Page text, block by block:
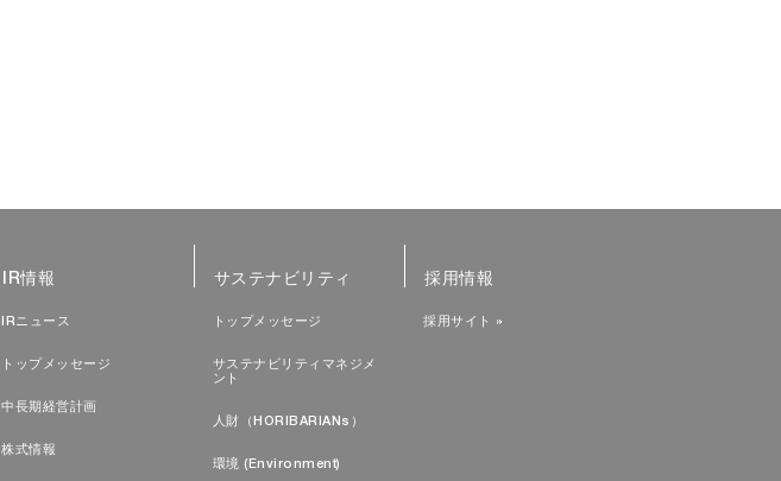
IR情報
IRニュース
トップメッセージ
中長期経営計画
株式情報
サステナビリティ
トップメッセージ
サステナビリティマネジメ
ント
人財（HORIBARIANs）
環境 (Environment)
採用情報
採用サイト »